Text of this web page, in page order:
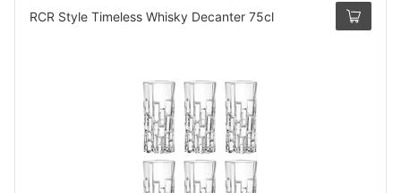
RCR Style Timeless Whisky Decanter 75cl